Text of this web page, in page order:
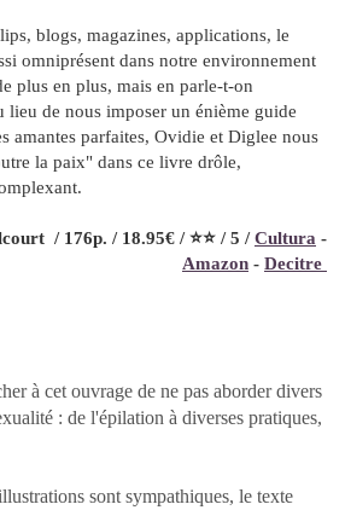
blogs, magazines, applications, le
omniprésent dans notre environnement
plus en plus, mais en parle-t-on
lieu de nous imposer un énième guide
amantes parfaites, Ovidie et Diglee nous
la paix" dans ce livre drôle,
/ 176p. / 18.95€ / ⭐️⭐️ / 5 /Cultura -
Amazon - Decitre
à cet ouvrage de ne pas aborder divers
: de l'épilation à diverses pratiques,
sont sympathiques, le texte